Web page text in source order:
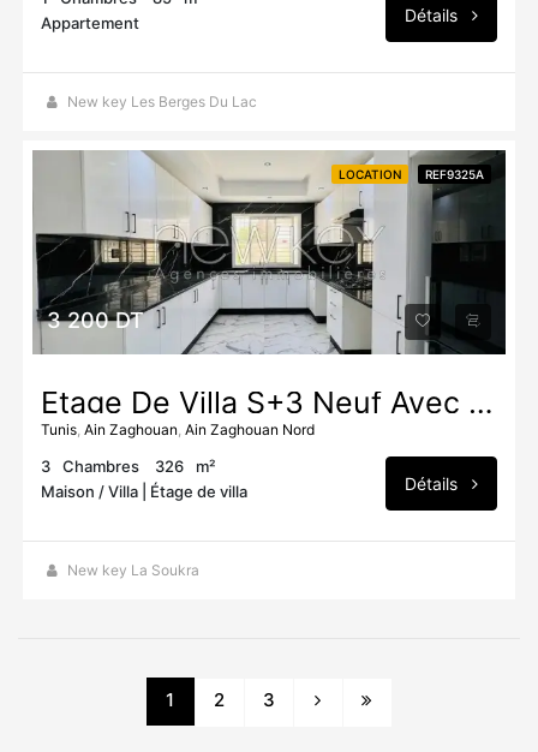
Appartement
Détails
New key Les Berges Du Lac
LOCATION REF9325A
3 200 DT
Etage De Villa S+3 Neuf Avec Jardin À Louer À Ain Zaghouan Nord
Tunis, Ain Zaghouan, Ain Zaghouan Nord
3 Chambres 326
m²
Maison / Villa | Étage de villa
Détails
New key La Soukra
1 2 3